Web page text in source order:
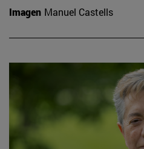
Imagen Manuel Castells